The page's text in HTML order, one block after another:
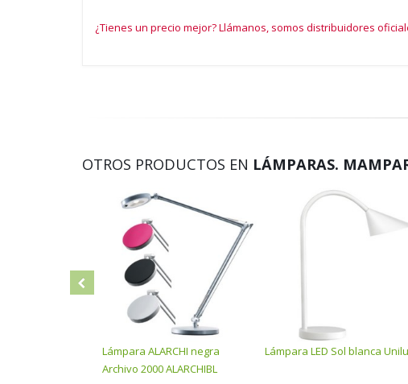
¿Tienes un precio mejor? Llámanos, somos distribuidores
OTROS PRODUCTOS EN LÁMPARAS.
Lámpara ALARCHI negra
Archivo 2000 ALARCHIBL
Lámpara LED Sol blanca